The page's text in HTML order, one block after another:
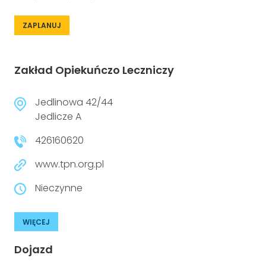
ZAPLANUJ
Zakład Opiekuńczo Leczniczy
Jedlinowa 42/44
Jedlicze A
426160620
www.tpn.org.pl
Nieczynne
WIĘCEJ
Dojazd